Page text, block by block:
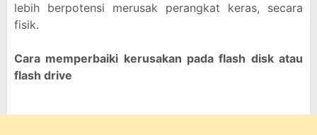
lebih berpotensi merusak perangkat keras, secara
fisik.
Cara memperbaiki kerusakan pada flash disk atau
flash drive